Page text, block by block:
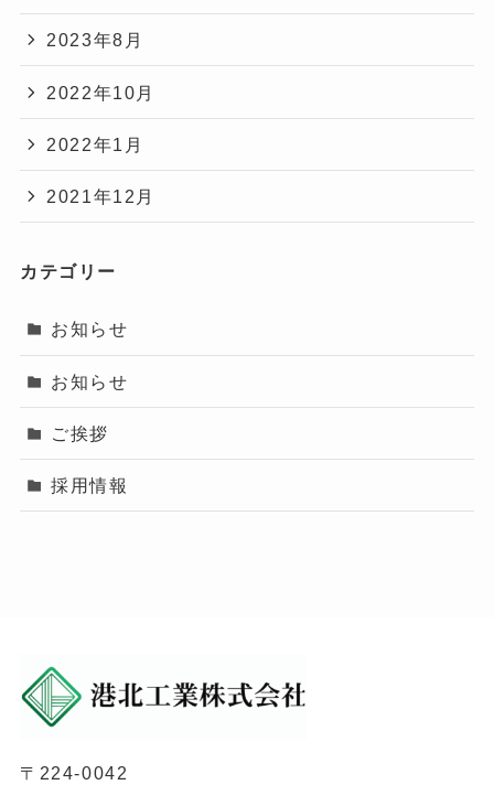
2023年8月
2022年10月
2022年1月
2021年12月
カテゴリー
お知らせ
お知らせ
ご挨拶
採用情報
〒224-0042